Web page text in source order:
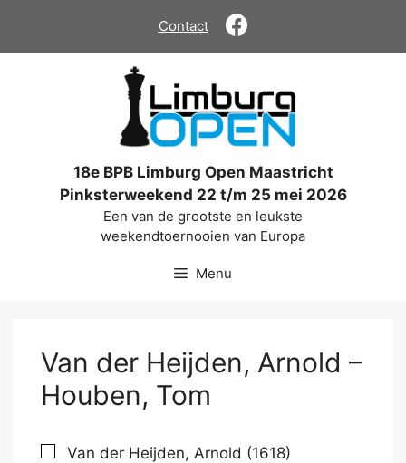
de
Contact
18e BPB Limburg Open Maastricht
Pinksterweekend 22 t/m 25 mei 2026
Een van de grootste en leukste
weekendtoernooien van Europa
Menu
Van der Heijden, Arnold –
Houben, Tom
Van der Heijden, Arnold (1618)